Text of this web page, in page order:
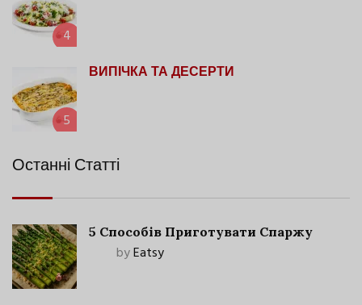
4
5
ВИПІЧКА ТА ДЕСЕРТИ
Останні Статті
5 Способів Приготувати Спаржу
byEatsy